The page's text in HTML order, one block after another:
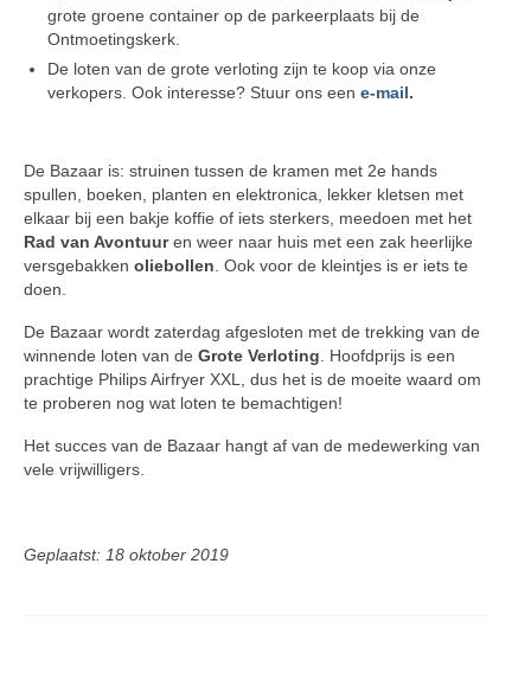
grote groene container op de parkeerplaats bij de
Ontmoetingskerk.
De loten van de grote verloting zijn te koop via onze
verkopers. Ook interesse? Stuur ons een e-mail.
De Bazaar is: struinen tussen de kra­men met 2e hands
spullen, boeken, planten en elektronica, lekker kletsen met
elkaar bij een bakje koffie of iets sterkers, meedoen met het
Rad van Avontuuren weer naar huis met een zak heerlijke
versge­bakken oliebollen . Ook voor de kleintjes is er iets te
doen.
De Bazaar wordt zaterdag afgesloten met de trekking van de
winnende loten van de Grote Verloting . Hoofdprijs is een
prachtige Philips Airfryer XXL, dus het is de moeite waard om
te proberen nog wat loten te bemachtigen!
Het succes van de Bazaar hangt af van de medewerking van
vele vrijwil­ligers.
Geplaatst: 18 oktober 2019